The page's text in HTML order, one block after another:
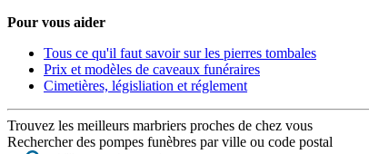
Pour vous aider
Tous ce qu'il faut savoir sur les pierres tombales
Prix et modèles de caveaux funéraires
Cimetières, législiation et réglement
Trouvez les meilleurs marbriers proches de chez vous
Rechercher des pompes funèbres par ville ou code postal